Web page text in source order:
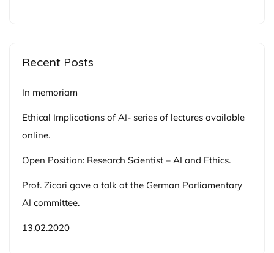
Recent Posts
In memoriam
Ethical Implications of AI- series of lectures available
online.
Open Position: Research Scientist – AI and Ethics.
Prof. Zicari gave a talk at the German Parliamentary
AI committee.
13.02.2020